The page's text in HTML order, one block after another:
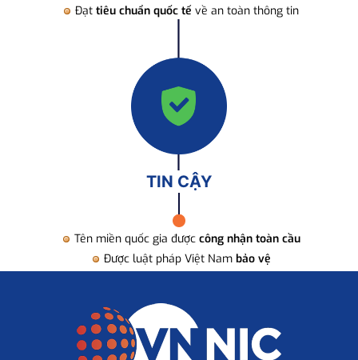
Đạt tiêu chuẩn quốc tế về an toàn thông tin
TIN CẬY
Tên miền quốc gia được công nhận toàn cầu
Được luật pháp Việt Nam bảo vệ